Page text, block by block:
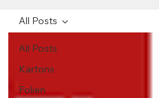
All Posts
Kartons
Folien
All Posts